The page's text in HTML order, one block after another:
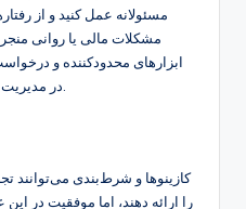
مسئولانه عمل کنید و از
مشکلات مالی یا روانی
ابزارهای محدودکننده و
کازینوها و شرط‌بندی می‌توانند
را ارائه دهند، اما موفقیت در